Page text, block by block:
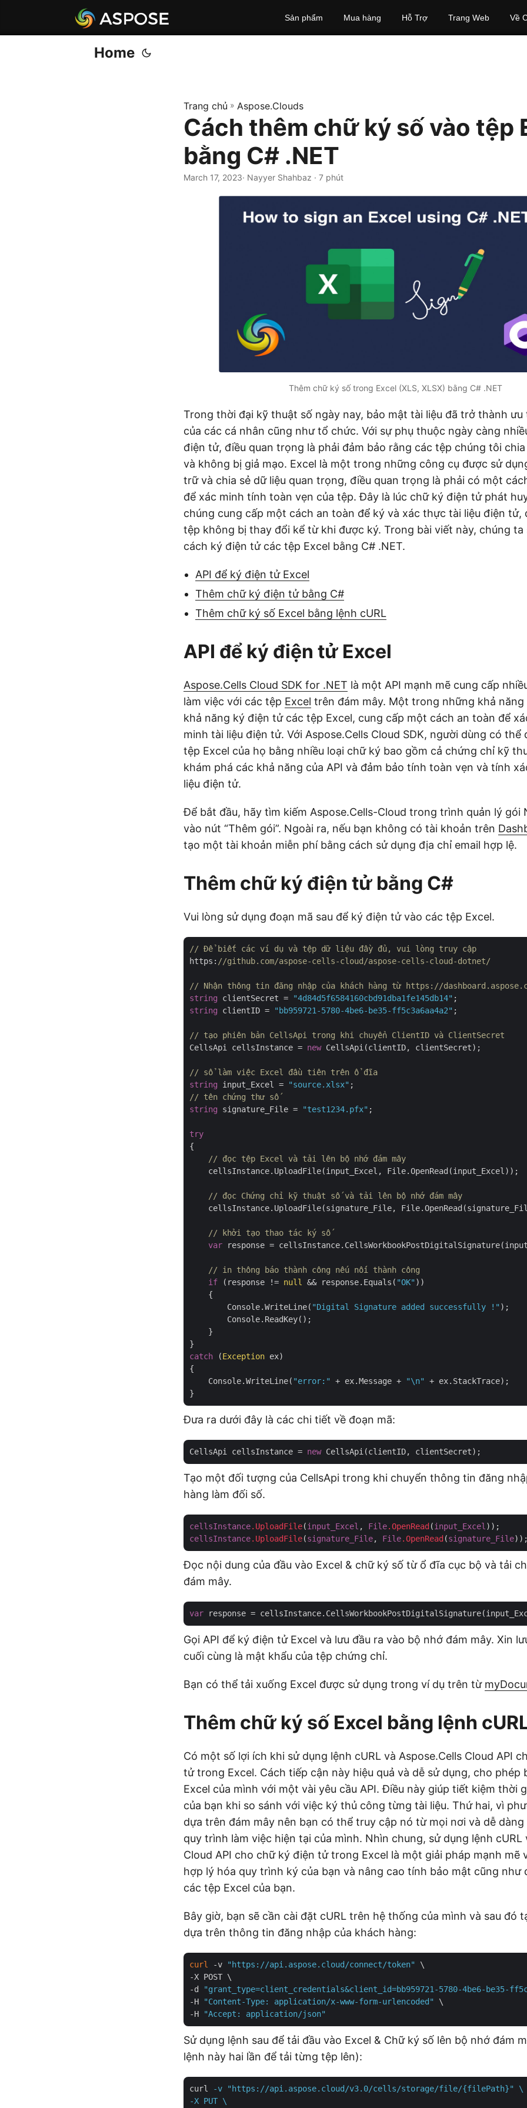
Sản phẩm Mua hàng Hỗ Trợ Trang Web Về
Home
Trang chủ » Aspose.Clouds
Cách thêm chữ ký số vào tệp
bằng C# .NET
March 17, 2023· Nayyer Shahbaz · 7 phút
Thêm chữ ký số trong Excel (XLS, XLSX) bằng C# .NET
Trong thời đại kỹ thuật số ngày nay, bảo mật tài liệu đã trở thành ưu
của các cá nhân cũng như tổ chức. Với sự phụ thuộc ngày càng
điện tử, điều quan trọng là phải đảm bảo rằng các tệp chúng tôi
và không bị giả mạo. Excel là một trong những công cụ được sử
trữ và chia sẻ dữ liệu quan trọng, điều quan trọng là phải có một
để xác minh tính toàn vẹn của tệp. Đây là lúc chữ ký điện tử phát
chúng cung cấp một cách an toàn để ký và xác thực tài liệu điện tử,
tệp không bị thay đổi kể từ khi được ký. Trong bài viết này, chúng ta
cách ký điện tử các tệp Excel bằng C# .NET.
API để ký điện tử Excel
Thêm chữ ký điện tử bằng C#
Thêm chữ ký số Excel bằng lệnh cURL
API để ký điện tử Excel
Aspose.Cells Cloud SDK for .NET là một API mạnh mẽ cung cấp
làm việc với các tệp Excel trên đám mây. Một trong những khả năng
khả năng ký điện tử các tệp Excel, cung cấp một cách an toàn để
minh tài liệu điện tử. Với Aspose.Cells Cloud SDK, người dùng có thể
tệp Excel của họ bằng nhiều loại chữ ký bao gồm cả chứng chỉ kỹ
khám phá các khả năng của API và đảm bảo tính toàn vẹn và tính
liệu điện tử.
Để bắt đầu, hãy tìm kiếm Aspose.Cells-Cloud trong trình quản lý gói
vào nút “Thêm gói”. Ngoài ra, nếu bạn không có tài khoản trên
tạo một tài khoản miễn phí bằng cách sử dụng địa chỉ email hợp lệ.
Thêm chữ ký điện tử bằng C#
Vui lòng sử dụng đoạn mã sau để ký điện tử vào các tệp Excel.
// Để biết các ví dụ và tệp dữ liệu đầy đủ, vui lòng truy cập
https: //github.com/aspose-cells-cloud/aspose-cells-cloud-dotnet/
// Nhận thông tin đăng nhập của khách hàng từ https://
string clientSecret = "4d84d5f6584160cbd91dba1fe145db14"
string clientID = "bb959721-5780-4be6-be35-ff5c3a6aa4a2" ;
// tạo phiên bản CellsApi trong khi chuyển ClientID và ClientSecret
CellsApi cellsInstance = new CellsApi(clientID, clientSecret);
// sổ làm việc Excel đầu tiên trên ổ đĩa
string input_Excel = "source.xlsx"
// tên chứng thư số
string signature_File = "test1234.pfx" ;
try
{
// đọc tệp Excel và tải lên bộ nhớ đám mây
    cellsInstance.UploadFile(input_Excel, File.OpenRead(input_Excel));
// đọc Chứng chỉ kỹ thuật số và tải lên bộ nhớ đám mây
cellsInstance.UploadFile(signature_File,
// khởi tạo thao tác ký số
var response =
// in thông báo thành công nếu nối thành công
if (response != null && response.Equals( "OK" ))
    {
        Console.WriteLine(
"Digital Signature added successfully !" );
        Console.ReadKey();
    }
catch (Exception ex)
{
    Console.WriteLine(
"error:" + ex.Message + "\n"
+ ex.StackTrace);
Đưa ra dưới đây là các chi tiết về đoạn mã:
CellsApi cellsInstance = new
Tạo một đối tượng của CellsApi trong khi chuyển thông tin đăng
hàng làm đối số.
cellsInstance.UploadFile(input_Excel , File.OpenRead (input_Excel
cellsInstance.UploadFile(signature_File, File.OpenRead (signature_File
Đọc nội dung của đầu vào Excel & chữ ký số từ ổ đĩa cục bộ và tải
đám mây.
var response =
Gọi API để ký điện tử Excel và lưu đầu ra vào bộ nhớ đám mây. Xin
cuối cùng là mật khẩu của tệp chứng chỉ.
Bạn có thể tải xuống Excel được sử dụng trong ví dụ trên từ
Thêm chữ ký số Excel bằng lệnh
Có một số lợi ích khi sử dụng lệnh cURL và Aspose.Cells Cloud API
tử trong Excel. Cách tiếp cận này hiệu quả và dễ sử dụng, cho phép
Excel của mình với một vài yêu cầu API. Điều này giúp tiết kiệm thời
của bạn khi so sánh với việc ký thủ công từng tài liệu. Thứ hai, vì
dựa trên đám mây nên bạn có thể truy cập nó từ mọi nơi và dễ
quy trình làm việc hiện tại của mình. Nhìn chung, sử dụng lệnh cURL
Cloud API cho chữ ký điện tử trong Excel là một giải pháp mạnh mẽ
hợp lý hóa quy trình ký của bạn và nâng cao tính bảo mật cũng như
các tệp Excel của bạn.
Bây giờ, bạn sẽ cần cài đặt cURL trên hệ thống của mình và sau đó
dựa trên thông tin đăng nhập của khách hàng:
curl -v "https://api.aspose.cloud/connect/token"
\
-X POST \
-d
"grant_type=client_credentials&client_id=bb959721-5780-4be6-be35-
-H
"Content-Type: application/x-www-form-urlencoded"
\
-H
"Accept: application/json"
Sử dụng lệnh sau để tải đầu vào Excel & Chữ ký số lên bộ nhớ đám
lệnh này hai lần để tải từng tệp lên):
curl
-v "https://api.aspose.cloud/v3.0/cells/storage/file/{filePath}" \
-X PUT \